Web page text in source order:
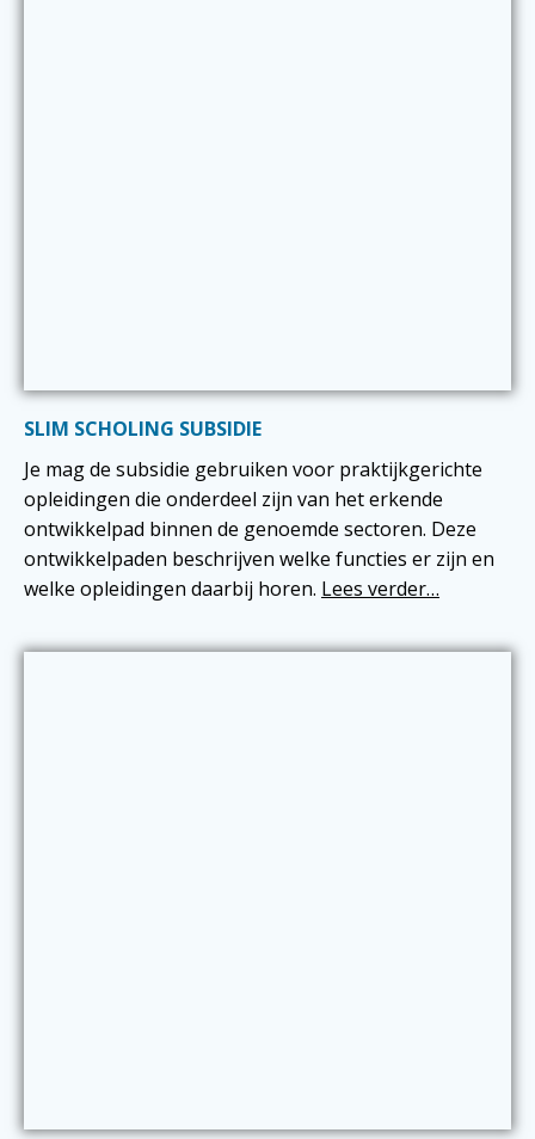
SLIM SCHOLING SUBSIDIE
Je mag de subsidie gebruiken voor praktijkgerichte
opleidingen die onderdeel zijn van het erkende
ontwikkelpad binnen de genoemde sectoren. Deze
ontwikkelpaden beschrijven welke functies er zijn en
welke opleidingen daarbij horen. Lees verder…